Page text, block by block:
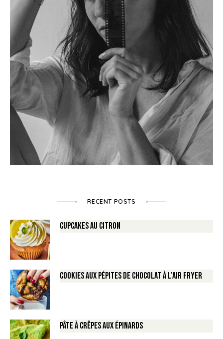
RECENT POSTS
Cupcakes au Citron
Cookies aux pépites de Chocolat à l’air fryer
Pâte à crêpes aux épinards